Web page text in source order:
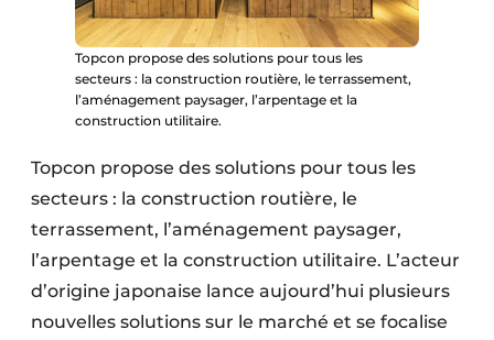
Topcon propose des solutions pour tous les
secteurs : la construction routière, le terrassement,
l’aménagement paysager, l’arpentage et la
construction utilitaire.
Topcon propose des solutions pour tous les
secteurs : la construction routière, le
terrassement, l’aménagement paysager,
l’arpentage et la construction utilitaire. L’acteur
d’origine japonaise lance aujourd’hui plusieurs
nouvelles solutions sur le marché et se focalise